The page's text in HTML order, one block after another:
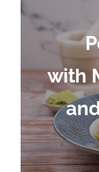
with